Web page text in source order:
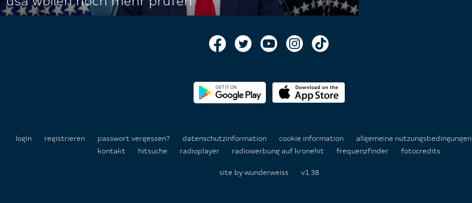
login registrieren passwort vergessen? datenschutzinformation cookie information allgemeine nutzungsbedingungen
kontakt
hitsuche radioplayer radiowerbung auf kronehit frequenzfinder fotocredits
site by wunderweiss v1.38